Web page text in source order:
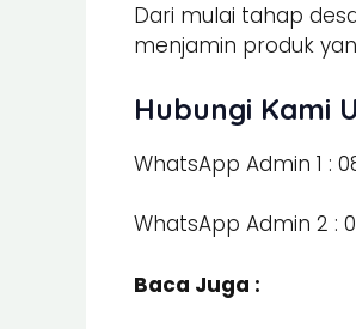
Dari mulai tahap
menjamin produk
Hubungi Kami
WhatsApp Admin 1 :
WhatsApp Admin 2 :
Baca Juga :